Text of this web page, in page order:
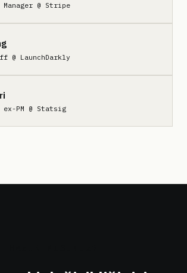
Manager @ Stripe
@ LaunchDarkly
PM @ Statsig